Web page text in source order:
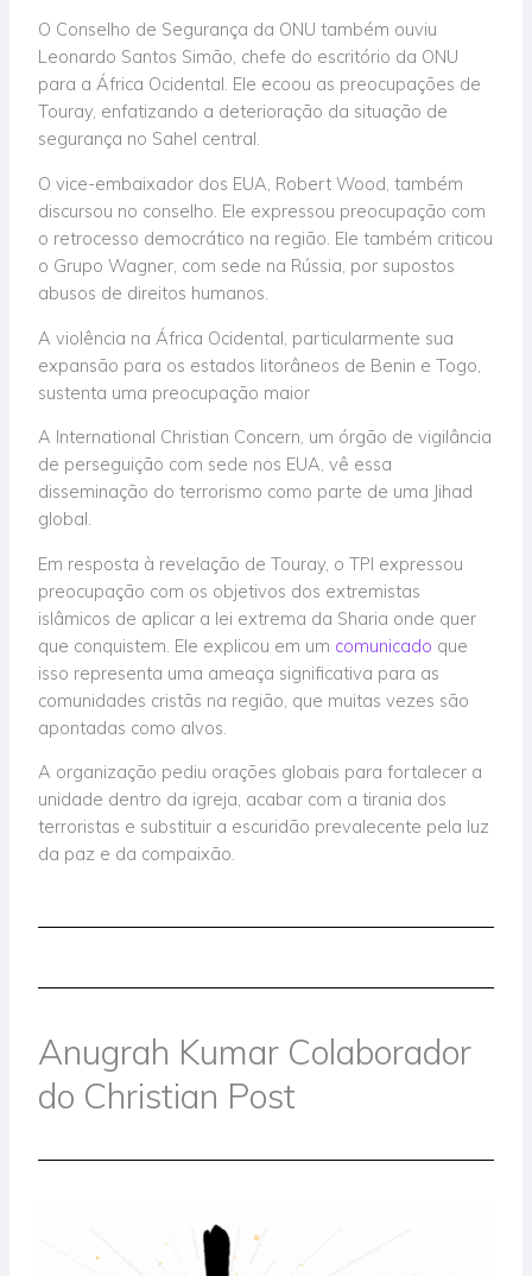
O Conselho de Segurança da ONU também ouviu
Leonardo Santos Simão, chefe do escritório da ONU
para a África Ocidental. Ele ecoou as preocupações de
Touray, enfatizando a deterioração da situação de
segurança no Sahel central.
O vice-embaixador dos EUA, Robert Wood, também
discursou no conselho. Ele expressou preocupação com
o retrocesso democrático na região. Ele também criticou
o Grupo Wagner, com sede na Rússia, por supostos
abusos de direitos humanos.
A violência na África Ocidental, particularmente sua
expansão para os estados litorâneos de Benin e Togo,
sustenta uma preocupação maior
A International Christian Concern, um órgão de vigilância
de perseguição com sede nos EUA, vê essa
disseminação do terrorismo como parte de uma Jihad
global.
Em resposta à revelação de Touray, o TPI expressou
preocupação com os objetivos dos extremistas
islâmicos de aplicar a lei extrema da Sharia onde quer
que conquistem. Ele explicou em um comunicado que
isso representa uma ameaça significativa para as
comunidades cristãs na região, que muitas vezes são
apontadas como alvos.
A organização pediu orações globais para fortalecer a
unidade dentro da igreja, acabar com a tirania dos
terroristas e substituir a escuridão prevalecente pela luz
da paz e da compaixão.
Anugrah Kumar Colaborador
do Christian Post